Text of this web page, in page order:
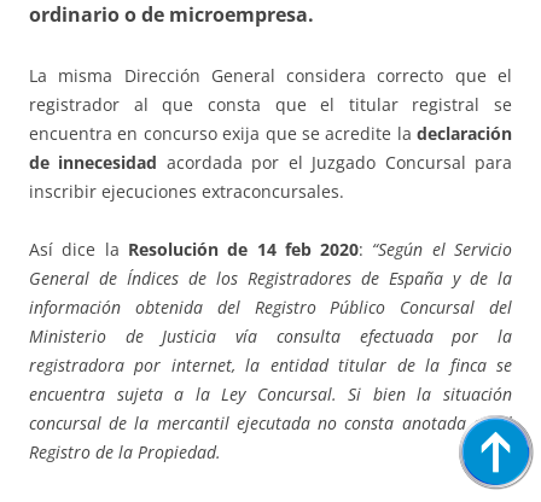
ordinario o de microempresa.
La misma Dirección General considera correcto que el
registrador al que consta que el titular registral se
encuentra en concurso exija que se acredite la declaración
de innecesidad acordada por el Juzgado Concursal para
inscribir ejecuciones extraconcursales.
Así dice la Resolución de 14 feb 2020: “Según el Servicio
General de Índices de los Registradores de España y de la
información obtenida del Registro Público Concursal del
Ministerio de Justicia vía consulta efectuada por la
registradora por internet, la entidad titular de la finca se
encuentra sujeta a la Ley Concursal. Si bien la situación
concursal de la mercantil ejecutada no consta anotada en el
Registro de la Propiedad.